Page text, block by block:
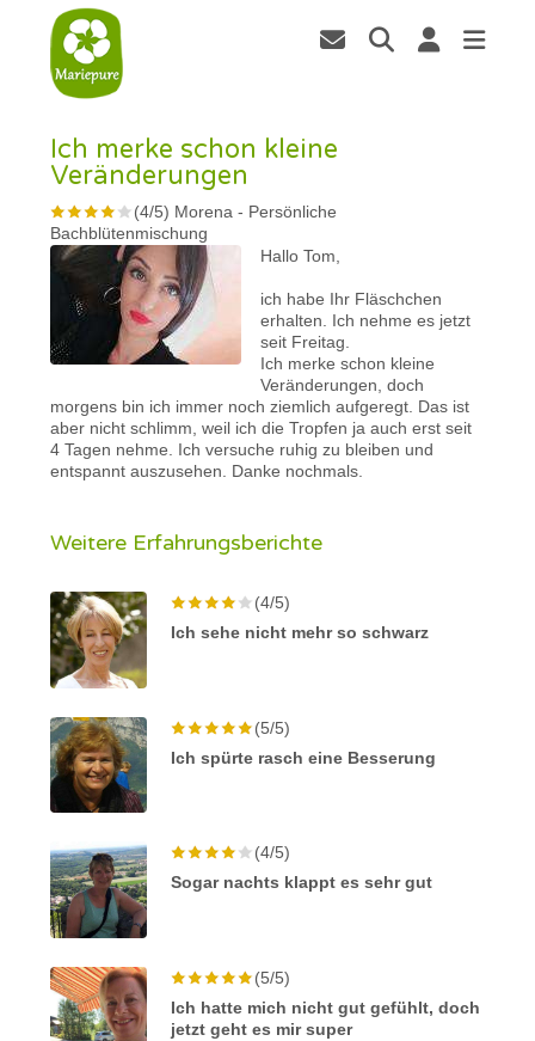
Ich merke schon kleine
Veränderungen
(4/5) Morena - Persönliche
Bachblütenmischung
Hallo Tom,
ich habe Ihr Fläschchen
erhalten. Ich nehme es jetzt
seit Freitag.
Ich merke schon kleine
Veränderungen, doch
morgens bin ich immer noch ziemlich aufgeregt. Das ist
aber nicht schlimm, weil ich die Tropfen ja auch erst seit
4 Tagen nehme. Ich versuche ruhig zu bleiben und
entspannt auszusehen. Danke nochmals.
Weitere Erfahrungsberichte
(4/5)
Ich sehe nicht mehr so schwarz
(5/5)
Ich spürte rasch eine Besserung
(4/5)
Sogar nachts klappt es sehr gut
(5/5)
Ich hatte mich nicht gut gefühlt, doch
jetzt geht es mir super